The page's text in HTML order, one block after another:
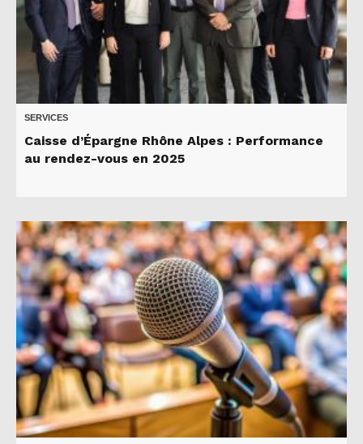
SERVICES
Caisse d’Épargne Rhône Alpes : Performance
au rendez-vous en 2025